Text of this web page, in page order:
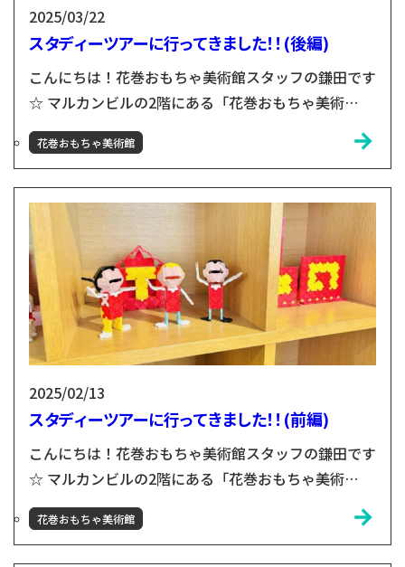
2025/03/22
スタディーツアーに行ってきました！！(後編)
こんにちは！花巻おもちゃ美術館スタッフの鎌田です
☆ マルカンビルの2階にある「花巻おもちゃ美術
館」。岩手県産の木材を30種類以上ふんだんに使っ
た館内に、たくさんのおもちゃを展示、実際に手に
おもちゃ美術館スタッフの中川＆鎌田が小友木材店の
120周年記念事業として企画した東京おもちゃ美術館
スタディーツアー✨大変お待たせいたしました！！💦
前回はスタディツア...
花巻おもちゃ美術館
2025/02/13
スタディーツアーに行ってきました！！(前編)
こんにちは！花巻おもちゃ美術館スタッフの鎌田です
☆ マルカンビルの2階にある「花巻おもちゃ美術
館」。岩手県産の木材を30種類以上ふんだんに使っ
た館内に、たくさんのおもちゃを展示、実際に手に
花巻おもちゃ美術館